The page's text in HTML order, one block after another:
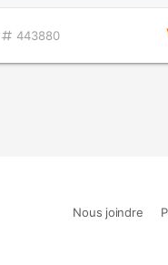
443880
Nous joindre